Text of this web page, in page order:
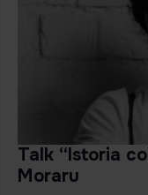
Talk “Istoria
Moraru